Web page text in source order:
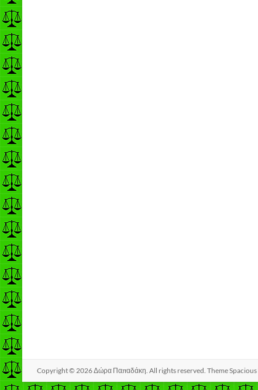
Copyright © 2026Δώρα Παπαδάκη. All rights reserved. ThemeSpacious